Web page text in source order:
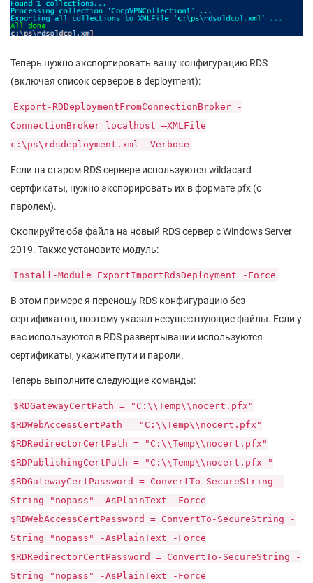
Теперь нужно экспортировать вашу конфигурацию RDS
(включая список серверов в deployment):
Export-RDDeploymentFromConnectionBroker -
ConnectionBroker localhost –XMLFile
c:\ps\rdsdeployment.xml -Verbose
Если на старом RDS сервере используются wildacard
сертфикаты, нужно экспорировать их в формате pfx (с
паролем).
Скопируйте оба файла на новый RDS сервер с Windows Server
2019. Также установите модуль:
Install-Module ExportImportRdsDeployment -Force
В этом примере я переношу RDS конфигурацию без
сертификатов, поэтому указал несуществующие файлы. Если у
вас используются в RDS развертывании используются
сертификаты, укажите пути и пароли.
Теперь выполните следующие команды:
$RDGatewayCertPath = "C:\\Temp\\noсert.pfx"
$RDWebAccessCertPath = "C:\\Temp\\noсert.pfx"
$RDRedirectorCertPath = "C:\\Temp\\noсert.pfx"
$RDPublishingCertPath = "C:\\Temp\\noсert.pfx "
$RDGatewayCertPassword = ConvertTo-SecureString -
String "nopass" -AsPlainText -Force
$RDWebAccessCertPassword = ConvertTo-SecureString -
String "nopass" -AsPlainText -Force
$RDRedirectorCertPassword = ConvertTo-SecureString -
String "nopass" -AsPlainText -Force